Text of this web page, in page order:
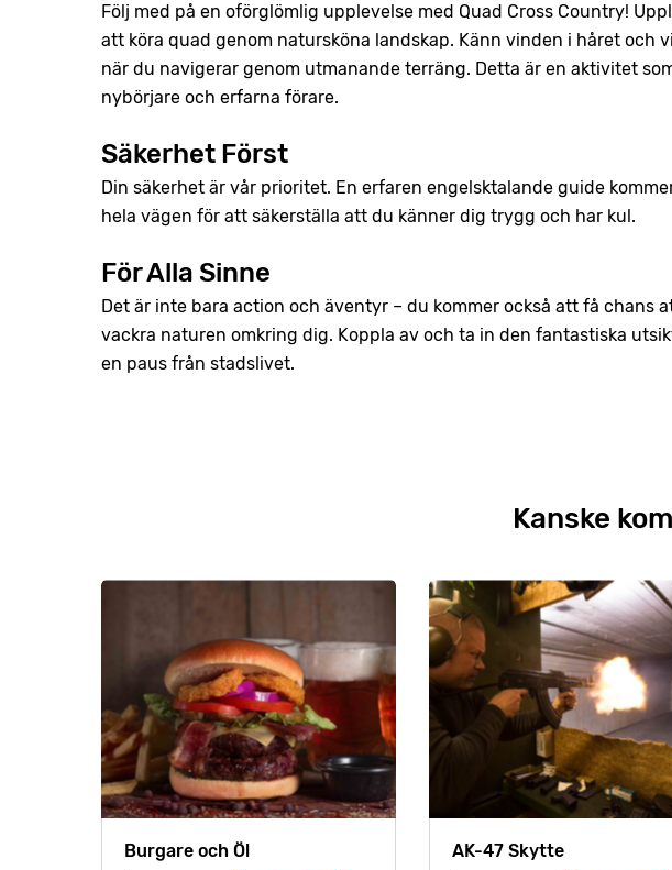
Följ med på en oförglömlig upplevelse med Quad Cross Country!
att köra quad genom natursköna landskap. Känn vinden i håret och
när du navigerar genom utmanande terräng. Detta är en aktivitet
nybörjare och erfarna förare.
Säkerhet Först
Din säkerhet är vår prioritet. En erfaren engelsktalande guide
hela vägen för att säkerställa att du känner dig trygg och har kul.
För Alla Sinne
Det är inte bara action och äventyr – du kommer också att få chans
vackra naturen omkring dig. Koppla av och ta in den fantastiska
en paus från stadslivet.
Kanske
Burgare och Öl AK-47 Skytte